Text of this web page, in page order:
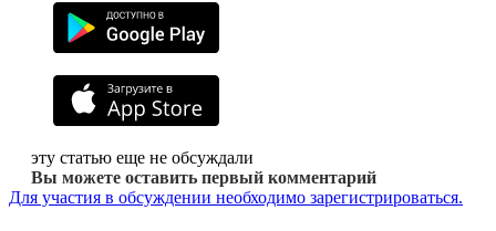
эту статью еще не обсуждали
Вы можете оставить первый комментарий
Для участия в обсуждении необходимо зарегистрироваться.